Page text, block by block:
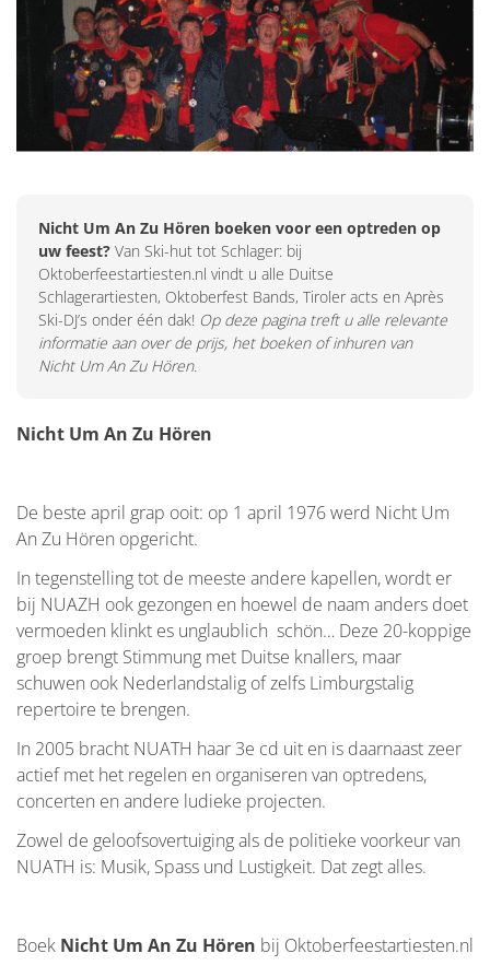
Nicht Um An Zu Hören boeken voor een optreden op
uw feest? Van Ski-hut tot Schlager: bij
Oktoberfeestartiesten.nl vindt u alle Duitse
Schlagerartiesten, Oktoberfest Bands, Tiroler acts en Après
Ski-DJ’s onder één dak! Op deze pagina treft u alle relevante
informatie aan over de prijs, het boeken of inhuren van
Nicht Um An Zu Hören.
Nicht Um An Zu Hören
De beste april grap ooit: op 1 april 1976 werd Nicht Um
An Zu Hören opgericht.
In tegenstelling tot de meeste andere kapellen, wordt er
bij NUAZH ook gezongen en hoewel de naam anders doet
vermoeden klinkt es unglaublich schön… Deze 20-koppige
groep brengt Stimmung met Duitse knallers, maar
schuwen ook Nederlandstalig of zelfs Limburgstalig
repertoire te brengen.
In 2005 bracht NUATH haar 3e cd uit en is daarnaast zeer
actief met het regelen en organiseren van optredens,
concerten en andere ludieke projecten.
Zowel de geloofsovertuiging als de politieke voorkeur van
NUATH is: Musik, Spass und Lustigkeit. Dat zegt alles.
Boek Nicht Um An Zu Hören bij Oktoberfeestartiesten.nl